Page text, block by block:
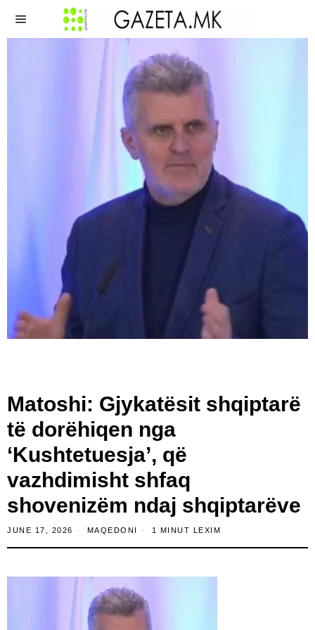
Matoshi: Gjykatësit shqiptarë
të dorëhiqen nga
‘Kushtetuesja’, që
vazhdimisht shfaq
shovenizëm ndaj shqiptarëve
JUNE 17, 2026 MAQEDONI 1 MINUT LEXIM